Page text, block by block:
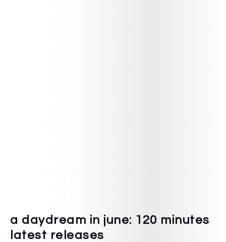
a daydream in june: 120 minutes
latest releases